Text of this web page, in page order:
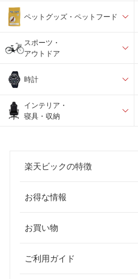
ペットグッズ・ペットフード
スポーツ・
アウトドア
時計
インテリア・
寝具・収納
楽天ビックの特徴
お得な情報
お買い物
ご利用ガイド